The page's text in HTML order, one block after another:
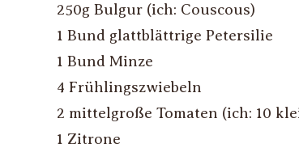
250g Bulgur (ich: Couscous)
1 Bund glattblättrige Petersilie
1 Bund Minze
4 Frühlingszwiebeln
2 mittelgroße Tomaten (ich: 10
1 Zitrone